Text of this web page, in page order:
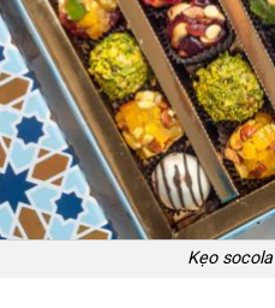
Kẹo socola